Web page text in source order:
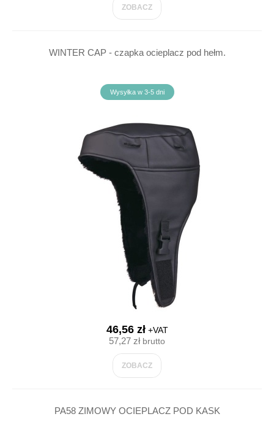
ZOBACZ
WINTER CAP - czapka ocieplacz pod hełm.
Wysyłka w 3-5 dni
46,56 zł+VAT
57,27 złbrutto
ZOBACZ
PA58 ZIMOWY OCIEPLACZ POD KASK